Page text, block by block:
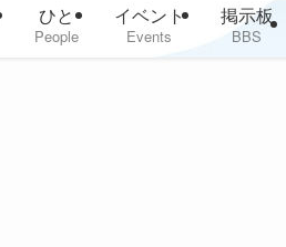
ひと
People
イベント
Events
掲示板
BBS